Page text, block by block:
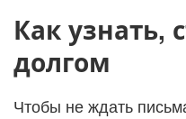
Как узнать,
долгом
Чтобы не ждать